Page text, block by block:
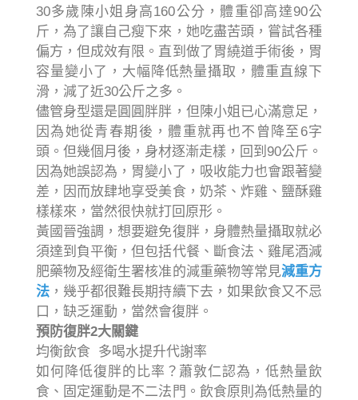
30多歲陳小姐身高160公分，體重卻高達90公
斤，為了讓自己瘦下來，她吃盡苦頭，嘗試各種
偏方，但成效有限。直到做了胃繞道手術後，胃
容量變小了，大幅降低熱量攝取，體重直線下
滑，減了近30公斤之多。
儘管身型還是圓圓胖胖，但陳小姐已心滿意足，
因為她從青春期後，體重就再也不曾降至6字
頭。但幾個月後，身材逐漸走樣，回到90公斤。
因為她誤認為，胃變小了，吸收能力也會跟著變
差，因而放肆地享受美食，奶茶、炸雞、鹽酥雞
樣樣來，當然很快就打回原形。
黃國晉強調，想要避免復胖，身體熱量攝取就必
須達到負平衡，但包括代餐、斷食法、雞尾酒減
肥藥物及經衛生署核准的減重藥物等常見減重方
法，幾乎都很難長期持續下去，如果飲食又不忌
口，缺乏運動，當然會復胖。
預防復胖2大關鍵
均衡飲食 多喝水提升代謝率
如何降低復胖的比率？蕭敦仁認為，低熱量飲
食、固定運動是不二法門。飲食原則為低熱量的